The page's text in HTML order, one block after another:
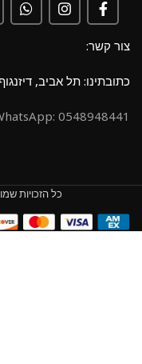
צור קשר:
כתובתינו: תל אביב, דיזנגוף 12
0548948441 :WhatsApp
כל הזכויות